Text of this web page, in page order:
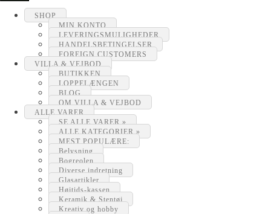
SHOP
MIN KONTO
LEVERINGSMULIGHEDER
HANDELSBETINGELSER
FOREIGN CUSTOMERS
VILLA & VEJBOD
BUTIKKEN
LOPPELÆNGEN
BLOG
OM VILLA & VEJBOD
ALLE VARER
SE ALLE VARER »
ALLE KATEGORIER »
MEST POPULÆRE:
Belysning
Bogreolen
Diverse indretning
Glasartikler
Højtids-kassen
Keramik & Stentøj
Kreativ og hobby